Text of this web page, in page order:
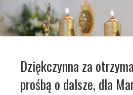
Dziękczynna za
prośbą o dalsze, dla